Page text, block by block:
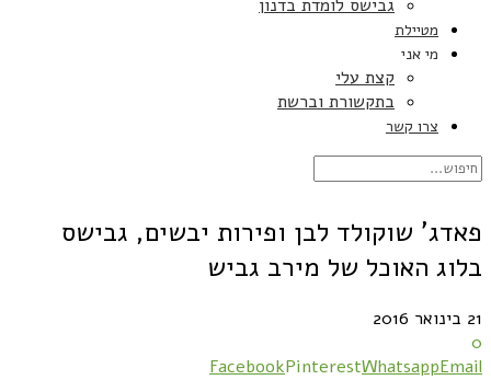
גבישס לומדת בדנון
מטיילת
מי אני
קצת עלי
בתקשורת וברשת
צרו קשר
פאדג' שוקולד לבן ופירות יבשים, גבישס
בלוג האוכל של מירב גביש
21 בינואר 2016
0
FacebookPinterestWhatsappEmail